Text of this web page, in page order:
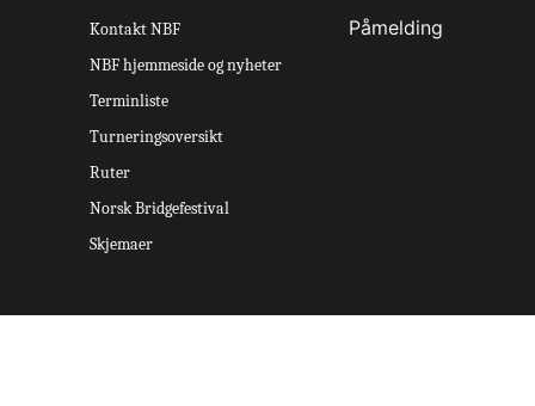
Kontakt NBF
NBF hjemmeside og nyheter
Terminliste
Turneringsoversikt
Ruter
Norsk Bridgefestival
Skjemaer
Påmelding